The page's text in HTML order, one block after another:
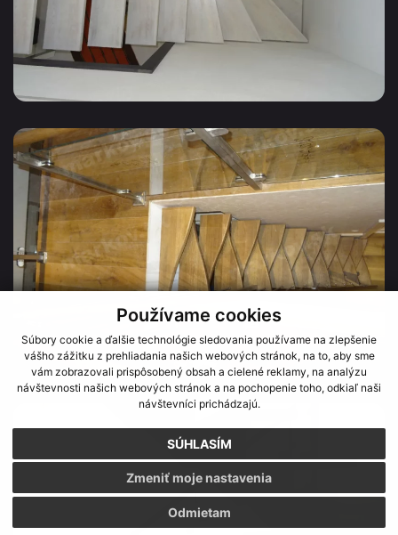
Používame cookies
Súbory cookie a ďalšie technológie sledovania používame na zlepšenie
vášho zážitku z prehliadania našich webových stránok, na to, aby sme
vám zobrazovali prispôsobený obsah a cielené reklamy, na analýzu
návštevnosti našich webových stránok a na pochopenie toho, odkiaľ naši
návštevníci prichádzajú.
SÚHLASÍM
Odmietam
Zmeniť moje nastavenia